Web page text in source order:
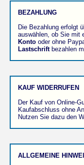
BEZAHLUNG
Die Bezahlung erfolgt
auswählen, ob Sie mit
Konto oder ohne
Lastschriftbezahlen
KAUF WIDERRUFEN
Der Kauf von Online-
Kaufabschluss ohne
Nutzen Sie dazu den
ALLGEMEINE